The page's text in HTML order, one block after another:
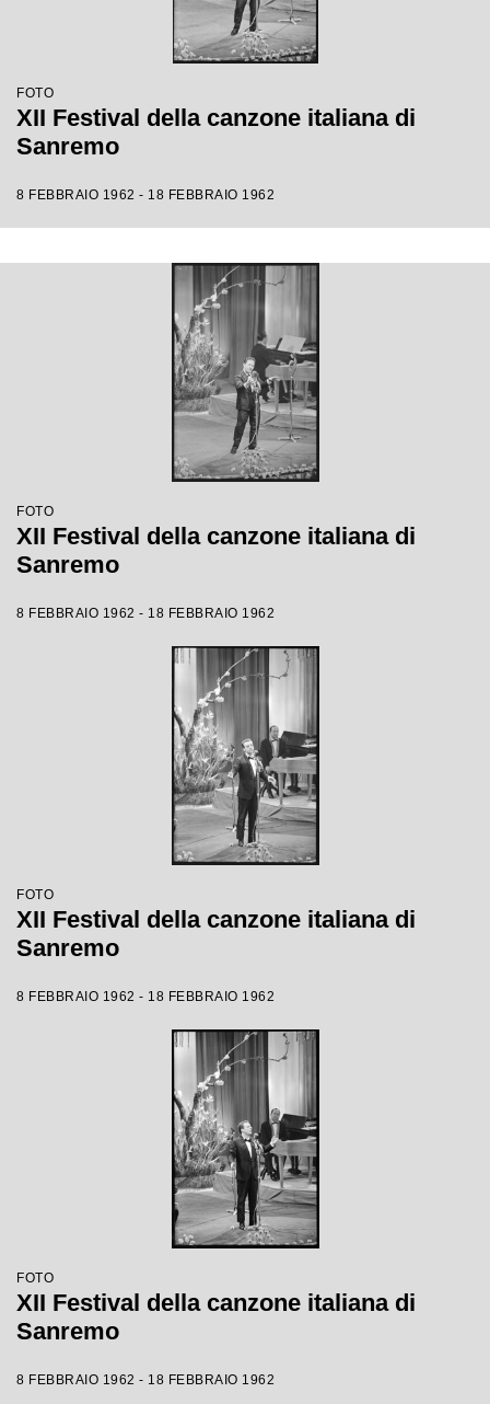
FOTO
XII Festival della canzone italiana di
Sanremo
8 FEBBRAIO 1962 - 18 FEBBRAIO 1962
FOTO
XII Festival della canzone italiana di
Sanremo
8 FEBBRAIO 1962 - 18 FEBBRAIO 1962
FOTO
XII Festival della canzone italiana di
Sanremo
8 FEBBRAIO 1962 - 18 FEBBRAIO 1962
FOTO
XII Festival della canzone italiana di
Sanremo
8 FEBBRAIO 1962 - 18 FEBBRAIO 1962